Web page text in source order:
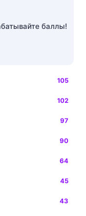
баллы!
105
102
97
90
64
45
43